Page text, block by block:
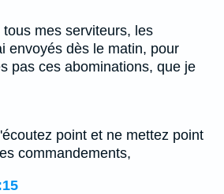
mes serviteurs, les
envoyés dès le matin, pour
pas ces abominations, que je
point et ne mettez point
commandements,